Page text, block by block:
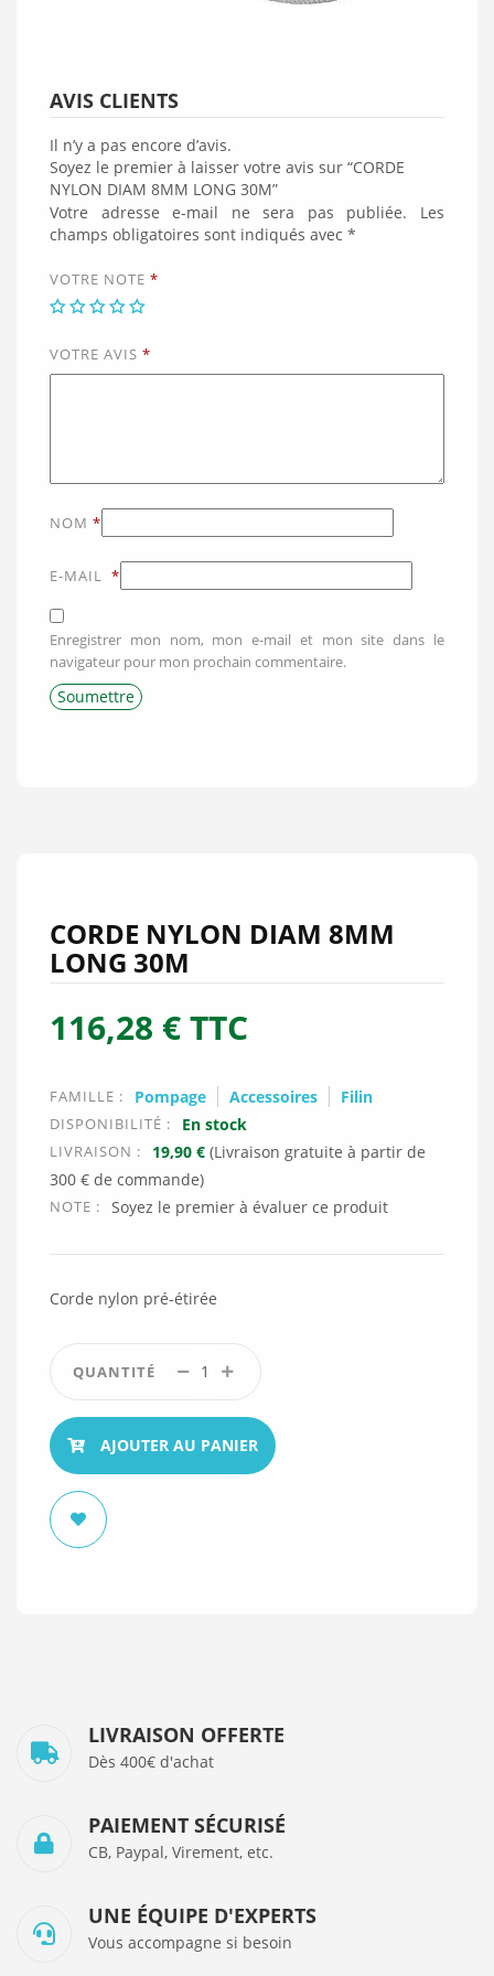
AVIS CLIENTS
Il n’y a pas encore d’avis.
Soyez le premier à laisser votre avis sur “CORDE
NYLON DIAM 8MM LONG 30M”
Votre adresse e-mail ne sera pas publiée.
Les
champs obligatoires sont indiqués avec *
VOTRE NOTE *
VOTRE AVIS *
NOM *
E-MAIL *
Enregistrer mon nom, mon e-mail et mon site dans le
navigateur pour mon prochain commentaire.
CORDE NYLON DIAM 8MM
LONG 30M
116,28 €TTC
FAMILLE : Pompage Accessoires Filin
DISPONIBILITÉ : En stock
LIVRAISON : 19,90 € (Livraison gratuite à partir de
300 € de commande)
NOTE : Soyez le premier à évaluer ce produit
Corde nylon pré-étirée
QUANTITÉ
AJOUTER AU PANIER
LIVRAISON OFFERTE
Dès 400€ d'achat
PAIEMENT SÉCURISÉ
CB, Paypal, Virement, etc.
UNE ÉQUIPE D'EXPERTS
Vous accompagne si besoin